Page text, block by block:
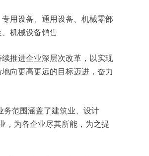
用设备、通用设备、机械零部
机械设备销售
推进企业深层次改革，以实现
向更高更远的目标迈进，奋力
务范围涵盖了建筑业、设计
，为各企业尽其所能，为之提